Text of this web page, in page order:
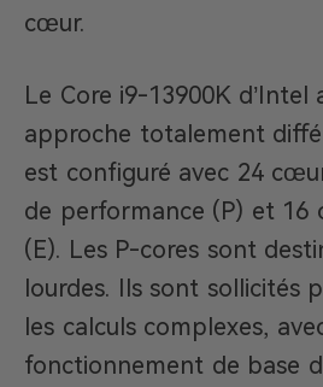
cœur.
Le Core i9-13900K d’Intel
approche totalement
est configuré avec 24
de performance (P) et 16
(E). Les P-cores sont
lourdes. Ils sont sollicités
les calculs complexes,
fonctionnement de base